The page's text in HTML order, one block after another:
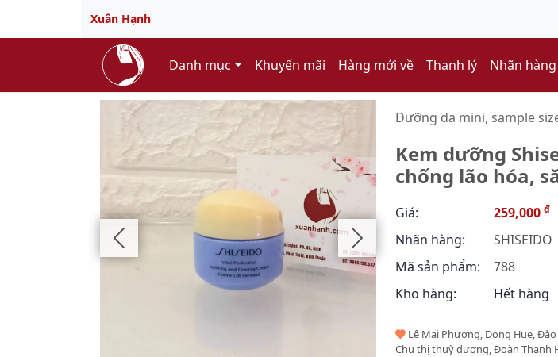
Xuân Hạnh
Danh mục Khuyến mãi Hàng mới về Thanh lý Nhãn hàng
Dưỡng da mini, sample
Kem dưỡng
chống lão hóa,
Giá: 259,000 đ
Nhãn hàng:
SHISEIDO
Mã sản phẩm:
788
Kho hàng:
Hết hàng
Lê Mai Phương, Dong Hue,
Chu thị thuỳ dương, Đoàn Thanh